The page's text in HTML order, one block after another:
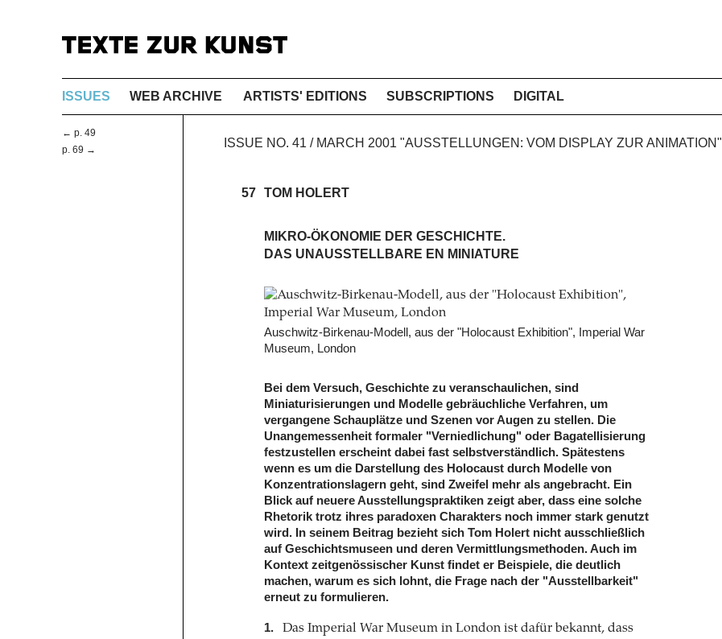
ISSUES WEB ARCHIVE ARTISTS' EDITIONS SUBSCRIPTIONS DIGITAL
← p. 49
p. 69 →
ISSUE NO. 41 / MARCH 2001 "AUSSTELLUNGEN: VOM DISPLAY ZUR ANIMATION"
57 TOM HOLERT
MIKRO-ÖKONOMIE DER GESCHICHTE.
DAS UNAUSSTELLBARE EN MINIATURE
Auschwitz-Birkenau-Modell, aus der "Holocaust Exhibition", Imperial War
Museum, London
Bei dem Versuch, Geschichte zu veranschaulichen, sind
Miniaturisierungen und Modelle gebräuchliche Verfahren, um
vergangene Schauplätze und Szenen vor Augen zu stellen. Die
Unangemessenheit formaler "Verniedlichung" oder Bagatellisierung
festzustellen erscheint dabei fast selbstverständlich. Spätestens
wenn es um die Darstellung des Holocaust durch Modelle von
Konzentrationslagern geht, sind Zweifel mehr als angebracht. Ein
Blick auf neuere Ausstellungspraktiken zeigt aber, dass eine solche
Rhetorik trotz ihres paradoxen Charakters noch immer stark genutzt
wird. In seinem Beitrag bezieht sich Tom Holert nicht ausschließlich
auf Geschichtsmuseen und deren Vermittlungsmethoden. Auch im
Kontext zeitgenössischer Kunst findet er Beispiele, die deutlich
machen, warum es sich lohnt, die Frage nach der "Ausstellbarkeit"
erneut zu formulieren.
1.
Das Imperial War Museum in London ist dafür bekannt, dass